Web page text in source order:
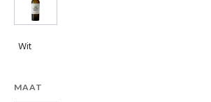
Wit
MAAT